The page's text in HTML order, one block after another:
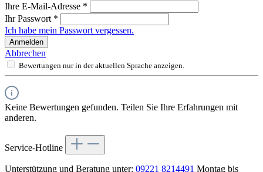
Ihre E-Mail-Adresse *
Ihr Passwort *
Ich habe mein Passwort vergessen.
Anmelden
Abbrechen
Bewertungen nur in der aktuellen Sprache anzeigen.
Keine Bewertungen gefunden. Teilen Sie Ihre Erfahrungen mit
anderen.
Service-Hotline
Unterstützung und Beratung unter: 09221 8214491 Montag bis